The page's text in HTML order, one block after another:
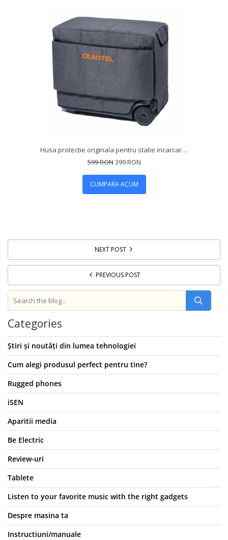
Husa protectie originala pentru statie incarcare Oukitel P5000
599 RON399 RON
CUMPARA ACUM
NEXT POST
PREVIOUS POST
Categories
Știri și noutăți din lumea tehnologiei
Cum alegi produsul perfect pentru tine?
Rugged phones
iSEN
Aparitii media
Be Electric
Review-uri
Tablete
Listen to your favorite music with the right gadgets
Despre masina ta
Instructiuni/manuale